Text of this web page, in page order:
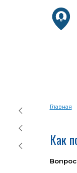
Главная
Как
Вопрос